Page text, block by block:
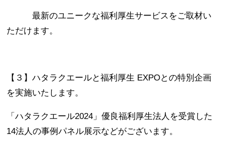
最新のユニークな福利厚生サービスをご取材い
ただけます。
【３】ハタラクエールと福利厚生 EXPOとの特別企画
を実施いたします。
「ハタラクエール2024」優良福利厚生法人を受賞した
14法人の事例パネル展示などがございます。